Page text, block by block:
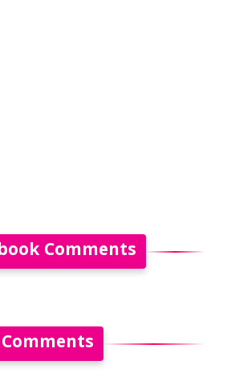
Comments
Comments